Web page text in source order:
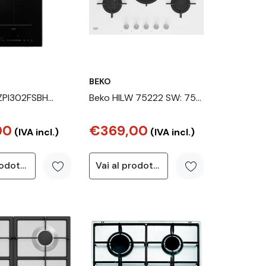
a induzione
(IVA incl.)
Vai al prodotto
BEKO
Beko HILW 75222 SW: 75
Incasso ( 4 Bruciatori a
€369,00 (IVA incl.)
Vai al prodotto